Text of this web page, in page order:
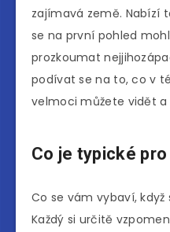
zajímavá země. Nabízí
se na první pohled
prozkoumat
podívat se na to, co v
velmoci můžete vidět
Co je typické
Co se vám vybaví, když
Každý si určitě